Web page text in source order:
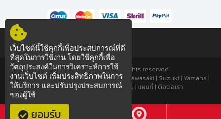
© 2022 TTSPEED.COM All rights reserved.
มอเตอร์ไซค์| มอเตอร์ไซค์มือสอง| Honda Kawasaki | Suzuki | Yamaha |
About Us|Privacy Policy|โอนเงิน | แผนที่ | ติอต่อเรา
เว็บไซต์นี้ใช้คุกกี้เพื่อประสบการณ์ที่ดี
ที่สุดในการใช้งาน โดยใช้คุกกี้เพื่อ
วัตถุประสงค์ในการวิเคราะห์การใช้
งานเว็บไซต์ เพิ่มประสิทธิภาพในการ
ให้บริการ และปรับปรุงประสบการณ์
ของผู้ใช้
ยอมรับ